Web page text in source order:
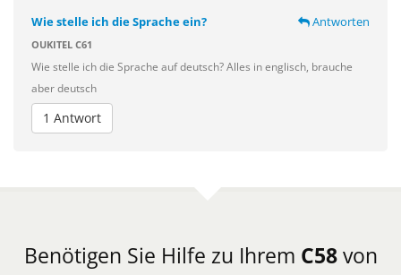
Wie stelle ich die Sprache ein? Antworten
OUKITEL C61
Wie stelle ich die Sprache auf deutsch? Alles in englisch, brauche
aber deutsch
1 Antwort
Benötigen Sie Hilfe zu Ihrem C58von